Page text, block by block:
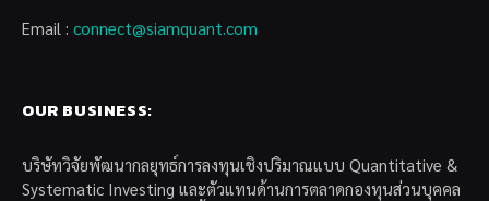
Email : connect@siamquant.com
OUR BUSINESS:
บริษัทวิจัยพัฒนากลยุทธ์การลงทุนเชิงปริมาณแบบ Quantitative &
Systematic Investing และตัวแทนด้านการตลาดกองทุนส่วนบุคคล